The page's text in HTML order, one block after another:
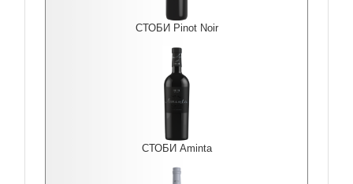
СТОБИ Pinot Noir
СТОБИ Aminta